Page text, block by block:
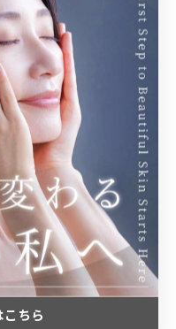
Categories
ちら